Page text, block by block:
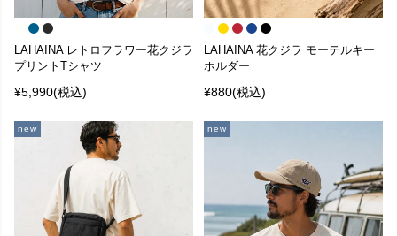
LAHAINA レトロフラワー花クジラ
プリントTシャツ
¥5,990(税込)
LAHAINA 花クジラ モーテルキー
ホルダー
¥880(税込)